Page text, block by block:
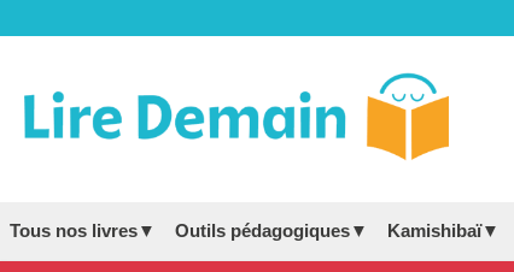
Tous nos livres▼ Outils pédagogiques▼ Kamishibaï▼